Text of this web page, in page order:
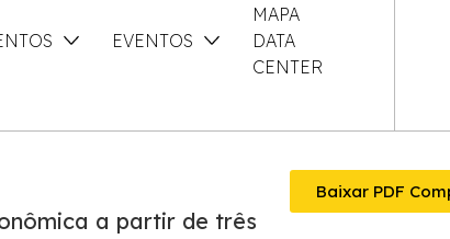
EVENTOS
MAPA
DATA
CENTER
a partir de três
Baixar PDF